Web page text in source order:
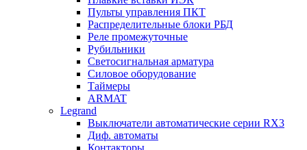
Пульты управления ПКТ
Распределительные блоки РБД
Реле промежуточные
Рубильники
Светосигнальная арматура
Силовое оборудование
Таймеры
ARMAT
Legrand
Выключатели автоматические серии RX3
Диф. автоматы
Контакторы